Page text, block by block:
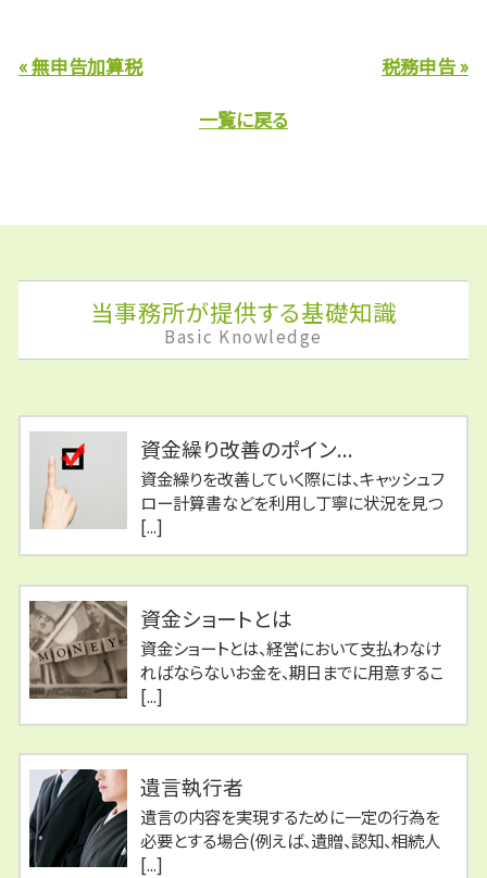
« 無申告加算税
税務申告 »
一覧に戻る
当事務所が提供する基礎知識
Basic Knowledge
資金繰り改善のポイン...
資金繰りを改善していく際には、キャッシュフ
ロー計算書などを利用し丁寧に状況を見つ
[...]
資金ショートとは
資金ショートとは、経営において支払わなけ
ればならないお金を、期日までに用意するこ
[...]
遺言執行者
遺言の内容を実現するために一定の行為を
必要とする場合(例えば、遺贈、認知、相続人
[...]